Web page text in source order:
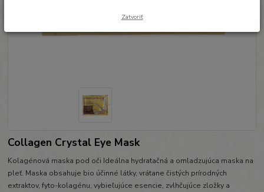
Collagen Crystal Eye Mask
Kolagénová maska pod oči Ideálna hydratačná a omladzujúca maska na
pleť. Maska obsahuje bio účinné látky, vrátane čistých prírodných
extraktov, fyto-kolagénu, vybieľujúce esencie, zvlhčujúce zložky a
Zatvoriť